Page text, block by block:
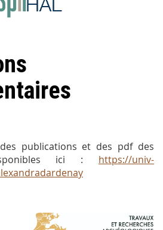
publications et des pdf des
ici : https://univ-